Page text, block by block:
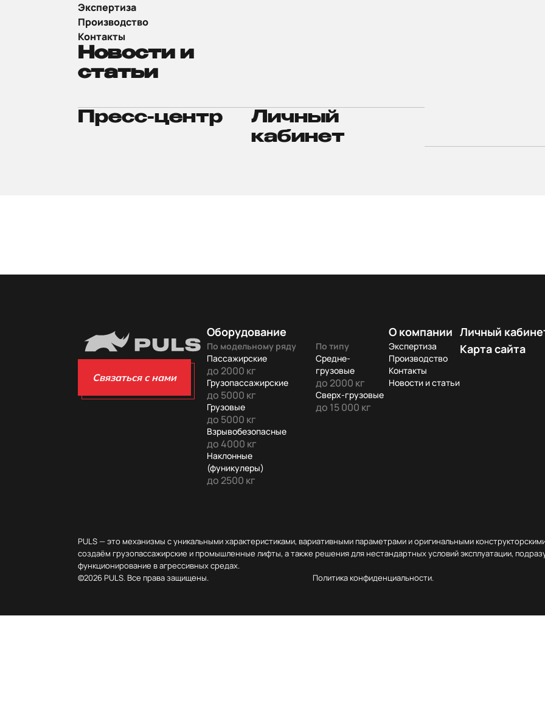
Экспертиза
Производство
Контакты
Новости и
статьи
Пресс-центр
Личный
кабинет
Связаться с нами
Оборудование
По модельному ряду
Пассажирские
до 2000 кг
Грузопассажирские
до 5000 кг
Грузовые
до 5000 кг
Взрывобезопасные
до 4000 кг
Наклонные
(фуникулеры)
до 2500 кг
По типу
Средне-
грузовые
до 2000 кг
Сверх-грузовые
до 15 000 кг
О компании
Экспертиза
Производство
Контакты
Новости и статьи
Личный
Карта сайта
PULS — это механизмы с уникальными характеристиками, вариативными параметрами и оригинальными
создаём грузопассажирские и промышленные лифты, а также решения для нестандартных условий эксплуатации,
функционирование в агрессивных средах.
©2026 PULS. Все права защищены.
Политика конфиденциальности.